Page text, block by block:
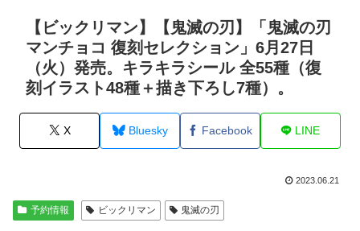
【ビックリマン】【鬼滅の刃】「鬼滅の刃
マンチョコ 復刻セレクション」6月27日
（火）発売。キラキラシール 全55種（復
刻イラスト48種＋描き下ろし7種）。
X Bluesky Facebook LINE
2023.06.21
予約情報 ビックリマン 鬼滅の刃